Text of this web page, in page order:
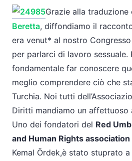
Grazie alla traduzione
Beretta, diffondiamo il
era venut* al nostro
per parlarci di lavoro sessuale.
fondamentale far conoscere
meglio comprendere ciò che
Turchia. Noi tutti
Diritti mandiamo un affettuoso
Uno dei fondatori del Red
and Human Rights association
Kemal Ördek,è stato stuprato